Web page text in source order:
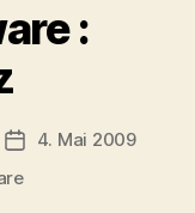
:
Beitragsdatum
4. Mai 2009
zu